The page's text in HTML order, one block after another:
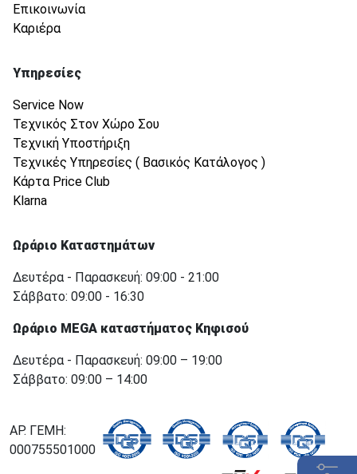
Επικοινωνία
Καριέρα
Υπηρεσίες
Service Now
Τεχνικός Στον Χώρο Σου
Τεχνική Υποστήριξη
Τεχνικές Υπηρεσίες ( Βασικός Κατάλογος )
Κάρτα Price Club
Klarna
Ωράριο Καταστημάτων
Δευτέρα - Παρασκευή: 09:00 - 21:00
Σάββατο: 09:00 - 16:30
Ωράριο MEGA καταστήματος Κηφισού
Δευτέρα - Παρασκευή: 09:00 – 19:00
Σάββατο: 09:00 – 14:00
ΑΡ. ΓΕΜΗ:
000755501000